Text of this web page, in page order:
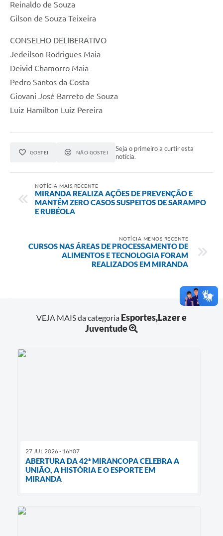
Reinaldo de Souza
Gilson de Souza Teixeira
CONSELHO DELIBERATIVO
Jedeilson Rodrigues Maia
Deivid Chamorro Maia
Pedro Santos da Costa
Giovani José Barreto de Souza
Luiz Hamilton Luiz Pereira
GOSTEI NÃO GOSTEI
Seja o primeiro a curtir esta
notícia.
NOTÍCIA MAIS RECENTE
MIRANDA REALIZA AÇÕES DE PREVENÇÃO E
MANTÉM ZERO CASOS SUSPEITOS DE SARAMPO
E RUBÉOLA
NOTÍCIA MENOS RECENTE
CURSOS NAS ÁREAS DE PROCESSAMENTO DE
ALIMENTOS E TECNOLOGIA FORAM
REALIZADOS EM MIRANDA
VEJA MAIS da categoria Esportes,Lazer e
Juventude
27 JUL 2026 - 16h07
ABERTURA DA 42ª MIRANCOPA CELEBRA A
UNIÃO, A HISTÓRIA E O ESPORTE EM
MIRANDA